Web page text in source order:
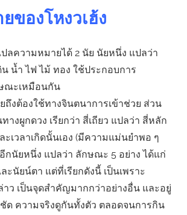
ของโหงวเฮ้ง
ลความหมายได้ 2 นัย นัยหนึ่ง แปลว่า
น้ำ ไฟ ไม้ ทอง ใช้ประกอบการ
ณะเหมือนกัน
ถึงต้องใช้ทางจินตนาการเข้าช่วย ส่วน
างผูกดวง เรียกว่า สี่เถียว แปลว่า สี่หลัก
ะเวลาเกิดนั้นเอง (มีความแม่นยําพอ ๆ
กนัยหนึ่ง แปลว่า ลักษณะ 5 อย่าง ได้แก่
ะนัยน์ตา แต่ที่เรียกดังนี้ เป็นเพราะ
าว เป็นจุดสําคัญมากกว่าอย่างอื่น และอยู่
ด ความจริงดูกันทั้งตัว ตลอดจนการกิน